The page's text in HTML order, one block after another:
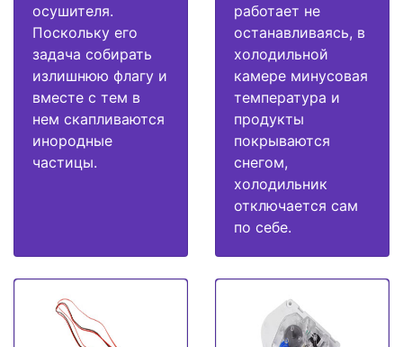
осушителя.
Поскольку его
задача собирать
излишнюю флагу и
вместе с тем в
нем скапливаются
инородные
частицы.
работает не
останавливаясь, в
холодильной
камере минусовая
температура и
продукты
покрываются
снегом,
холодильник
отключается сам
по себе.